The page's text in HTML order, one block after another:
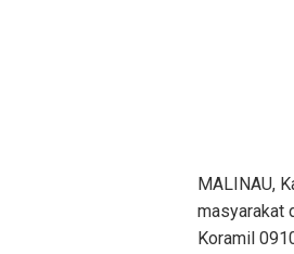
MALINAU,
masyarakat
Koramil